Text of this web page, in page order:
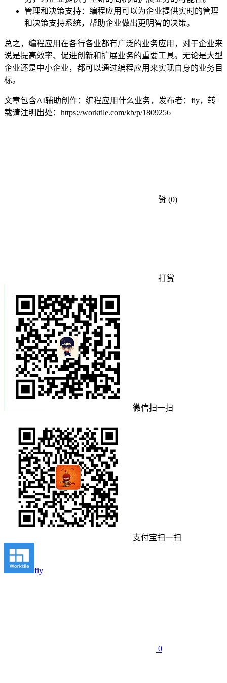
管理和决策支持：编程应用可以为企业提供实时的管理
和决策支持系统，帮助企业做出更明智的决策。
总之，编程应用在各行各业都有广泛的业务应用，对于企业来
说是提高效率、促进创新和扩展业务的重要工具。无论是大型
企业还是中小企业，都可以通过编程应用来实现自身的业务目
标。
文章包含AI辅助创作：编程应用什么业务，发布者：fiy，转
载请注明出处： https://worktile.com/kb/p/1809256
赞 (0)
打赏
微信扫一扫
支付宝扫一扫
fiy
0